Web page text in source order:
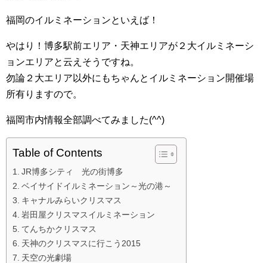
福岡のイルミネーションといえば！
やはり！博多駅前エリア・天神エリアが２大イルミネーシ
ョンエリアと云えそうですね。
勿論２大エリア以外にもちゃんとイルミネーション開催場
所有りますので。
福岡市内情報全部調べてみました(^^)
Table of Contents
JR博多シティ 光の街博多
ベイサイドイルミネーション～光の港～
キャナルみらいクリスマス
岩田屋クリスマスイルミネーション
てんちかクリスマス
天神のクリスマスに行こう2015
天空の光劇場